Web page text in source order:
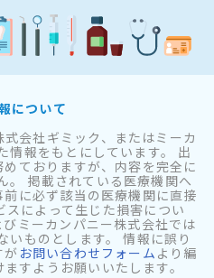
について
会社ギミック、またはミーカ
情報をもとにしています。 出
ておりますが、内容を完全に
。 掲載されている医療機関へ
に必ず該当の医療機関に直接
によって生じた損害につい
ミーカンパニー株式会社では
いものとします。 情報に誤り
お問い合わせフォーム より編
すようお願いいたします。